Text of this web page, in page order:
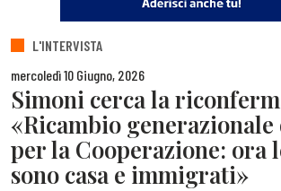
L'INTERVISTA
mercoledì 10 Giugno, 2026
Simoni cerca la
«Ricambio generazionale
per la Cooperazione: ora
sono casa e immigrati»